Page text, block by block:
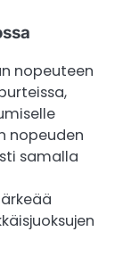
nopeuteen
nopeuden
samalla